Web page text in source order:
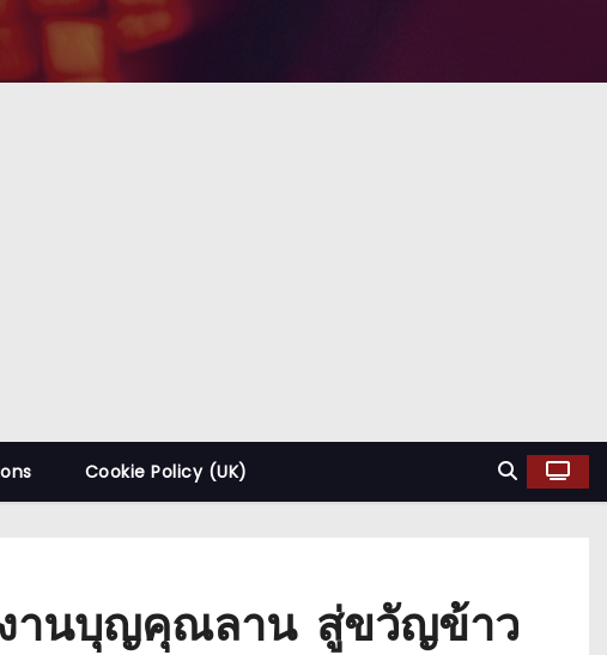
Cookie Policy (UK)
งานบุญคุณลาน สู่ขวัญข้าว